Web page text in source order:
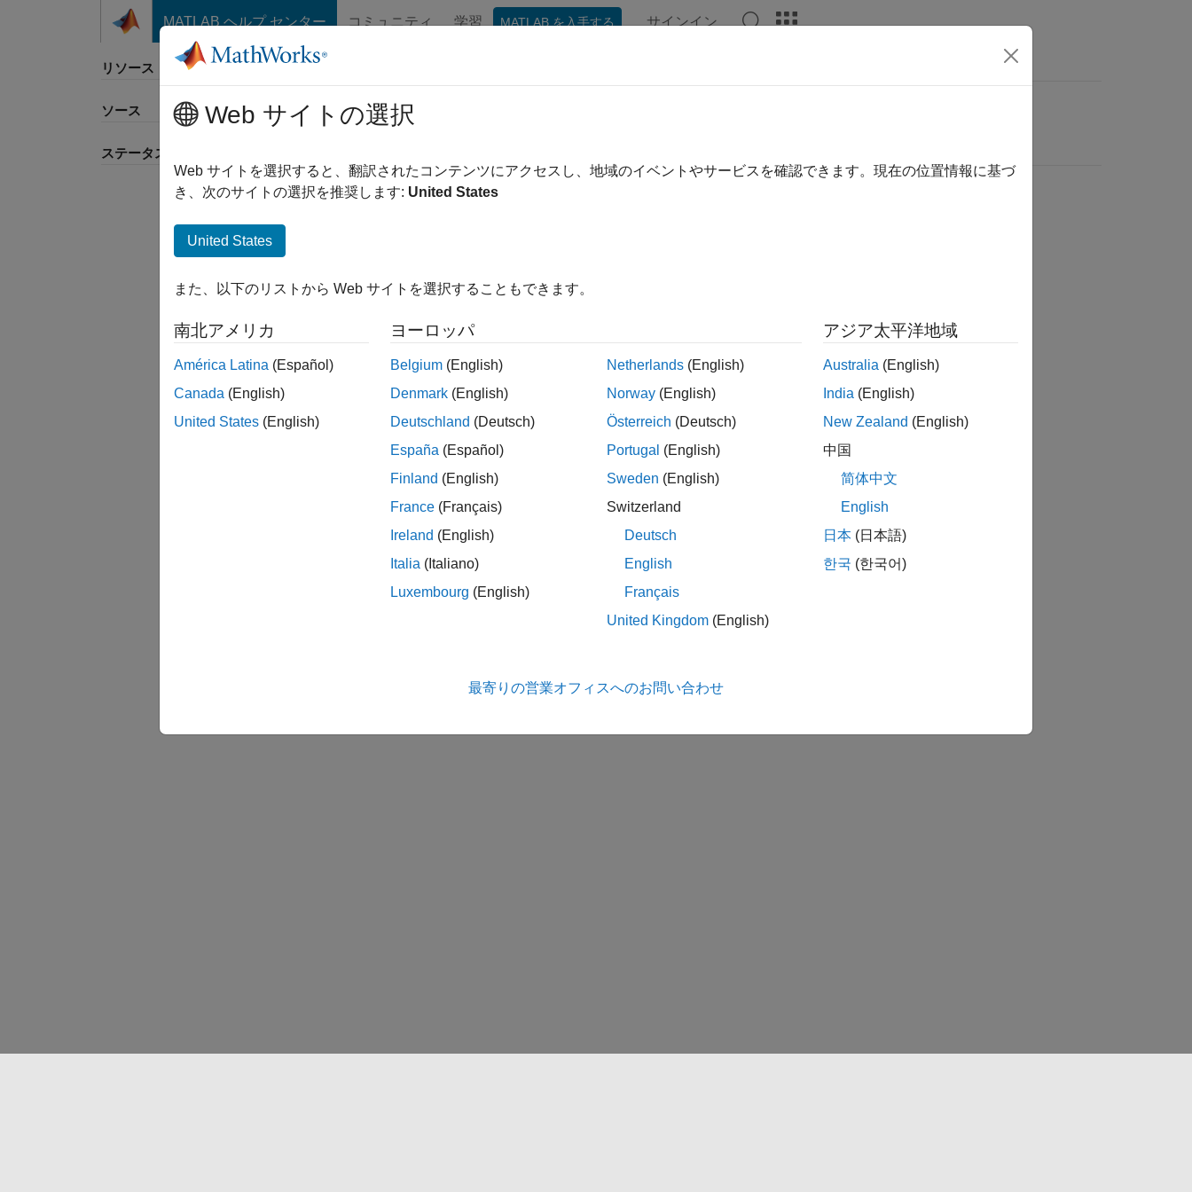
コンテンツへスキップ
MATLAB ヘルプ センター コミュニティ 学習 MATLAB を入手する サインイン
リソース
ソース
ステータス
並べ替え
Web サイトの選択
Web サイトを選択すると、翻訳されたコンテンツにアクセスし、地域のイベントやサービスを確認できます。現在の位置情報に基づ
き、次のサイトの選択を推奨します: United States
United States
また、以下のリストから Web サイトを選択することもできます。
南北アメリカ
América Latina (Español)
Canada (English)
United States (English)
ヨーロッパ
Belgium (English)
Denmark (English)
Deutschland (Deutsch)
España (Español)
Finland (English)
France (Français)
Ireland (English)
Italia (Italiano)
Luxembourg (English)
Netherlands (English)
Norway (English)
Österreich (Deutsch)
Portugal (English)
Sweden (English)
Switzerland
Deutsch
English
Français
United Kingdom (English)
アジア太平洋地域
Australia (English)
India (English)
New Zealand (English)
中国
简体中文
English
日本 (日本語)
한국 (한국어)
最寄りの営業オフィスへのお問い合わせ